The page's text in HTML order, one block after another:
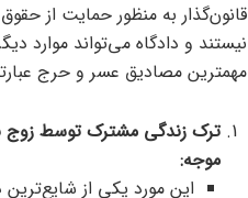
قانون‌گذار به منظور حمایت از
نیستند و دادگاه می‌تواند
مهمترین مصادیق عسر و حرج
موجه:
این مورد یکی از